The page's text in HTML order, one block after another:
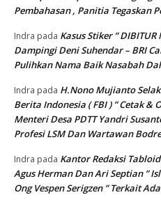
Pembahasan , Panitia Tegaskan
Indra pada Kasus Stiker ” DIBITUR
Dampingi Deni Suhendar – BRI
Pulihkan Nama Baik Nasabah
Indra pada H.Nono Mujianto
Berita Indonesia ( FBI ) ” Cetak &
Menteri Desa PDTT Yandri
Profesi LSM Dan Wartawan
Indra pada Kantor Redaksi
Agus Herman Dan Ari Septian ”
Ong Vespen Serigzen ” Terkait